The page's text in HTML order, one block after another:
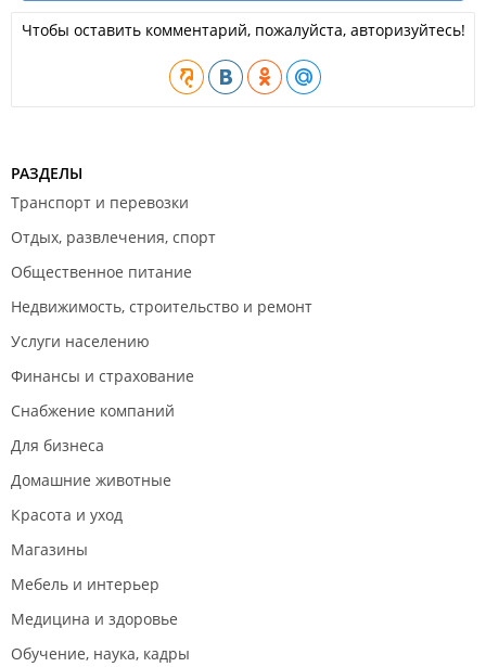
Чтобы оставить комментарий, пожалуйста, авторизуйтесь!
РАЗДЕЛЫ
Транспорт и перевозки
Отдых, развлечения, спорт
Общественное питание
Недвижимость, строительство и ремонт
Услуги населению
Финансы и страхование
Снабжение компаний
Для бизнеса
Домашние животные
Красота и уход
Магазины
Мебель и интерьер
Медицина и здоровье
Обучение, наука, кадры